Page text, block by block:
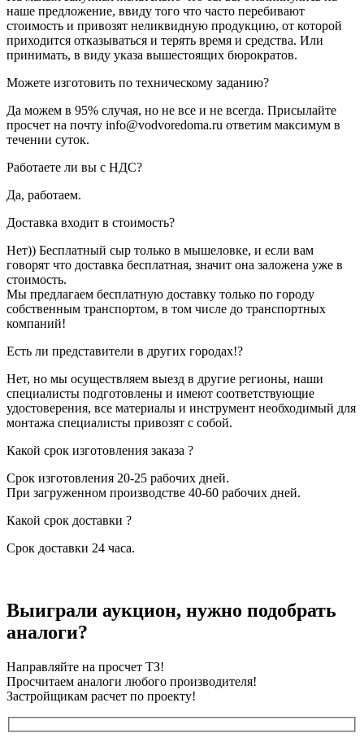
наше предложение, ввиду того что часто перебивают
стоимость и привозят неликвидную продукцию, от которой
приходится отказываться и терять время и средства. Или
принимать, в виду указа вышестоящих бюрократов.
Можете изготовить по техническому заданию?
Да можем в 95% случая, но не все и не всегда. Присылайте
просчет на почту info@vodvoredoma.ru ответим максимум в
течении суток.
Работаете ли вы с НДС?
Да, работаем.
Доставка входит в стоимость?
Нет)) Бесплатный сыр только в мышеловке, и если вам
говорят что доставка бесплатная, значит она заложена уже в
стоимость.
Мы предлагаем бесплатную доставку только по городу
собственным транспортом, в том числе до транспортных
компаний!
Есть ли представители в других городах!?
Нет, но мы осуществляем выезд в другие регионы, наши
специалисты подготовлены и имеют соответствующие
удостоверения, все материалы и инструмент необходимый для
монтажа специалисты привозят с собой.
Какой срок изготовления заказа ?
Срок изготовления 20-25 рабочих дней.
При загруженном производстве 40-60 рабочих дней.
Какой срок доставки ?
Срок доставки 24 часа.
Выиграли аукцион, нужно подобрать
аналоги?
Направляйте на просчет ТЗ!
Просчитаем аналоги любого производителя!
Застройщикам расчет по проекту!